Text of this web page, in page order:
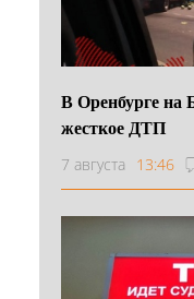
В Оренбурге на
жесткое ДТП
7 августа 13:46